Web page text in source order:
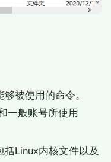
被使用的命令。
一般账号所使用
Linux内核文件以及